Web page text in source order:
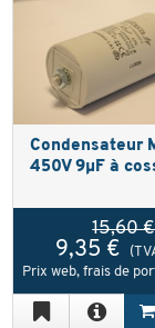
Condensateur
450V 9µF à
15,60 €
9,35 €
Prix web, frais de